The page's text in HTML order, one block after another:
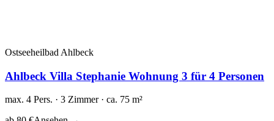
Ostseeheilbad Ahlbeck
Ahlbeck Villa Stephanie Wohnung 3 für 4 Personen
max. 4 Pers. · 3 Zimmer · ca. 75 m²